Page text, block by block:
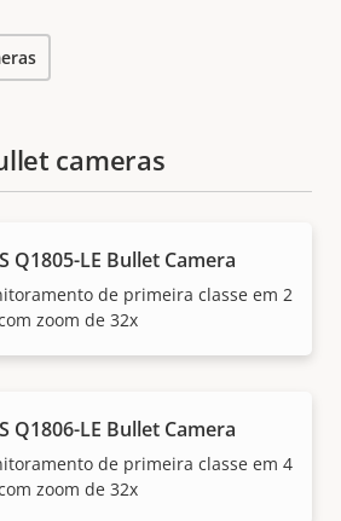
cameras
Q1805-LE Bullet Camera
de primeira classe em 2
zoom de 32x
Q1806-LE Bullet Camera
de primeira classe em 4
zoom de 32x